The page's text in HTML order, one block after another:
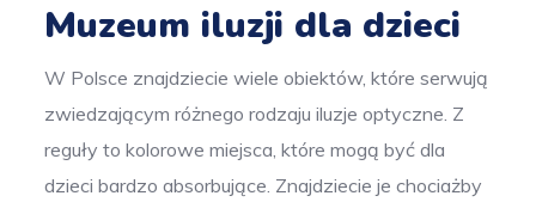
Muzeum iluzji dla dzieci
W Polsce znajdziecie wiele obiektów, które serwują
zwiedzającym różnego rodzaju iluzje optyczne. Z
reguły to kolorowe miejsca, które mogą być dla
dzieci bardzo absorbujące. Znajdziecie je chociażby